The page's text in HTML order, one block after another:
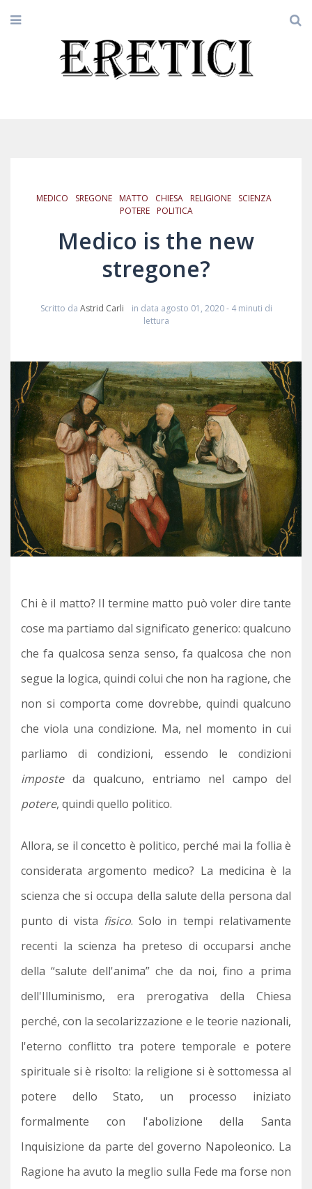
MEDICO SREGONE MATTO CHIESA RELIGIONE
SCIENZA
POTERE
POLITICA
Medico is the new
stregone?
Scritto da Astrid Carli in data agosto 01, 2020 - 4 minuti di
lettura
Chi è il matto? Il termine matto può voler dire tante
cose ma partiamo dal significato generico: qualcuno
che fa qualcosa senza senso, fa qualcosa che non
segue la logica, quindi colui che non ha ragione, che
non si comporta come dovrebbe, quindi qualcuno
che viola una condizione. Ma, nel momento in cui
parliamo di condizioni, essendo le condizioni
imposteda qualcuno, entriamo nel campo del
potere, quindi quello politico.
Allora, se il concetto è politico, perché mai la follia è
considerata argomento medico? La medicina è la
scienza che si occupa della salute della persona dal
punto di vista fisico. Solo in tempi relativamente
recenti la scienza ha preteso di occuparsi anche
della “salute dell'anima” che da noi, fino a prima
dell'Illuminismo, era prerogativa della Chiesa
perché, con la secolarizzazione e le teorie nazionali,
l'eterno conflitto tra potere temporale e potere
spirituale si è risolto: la religione si è sottomessa al
potere dello Stato, un processo iniziato
formalmente con l'abolizione della Santa
Inquisizione da parte del governo Napoleonico. La
Ragione ha avuto la meglio sulla Fede ma forse non